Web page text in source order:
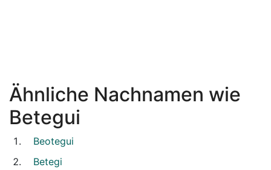
Ähnliche Nachnamen wie
Betegui
Beotegui
Betegi